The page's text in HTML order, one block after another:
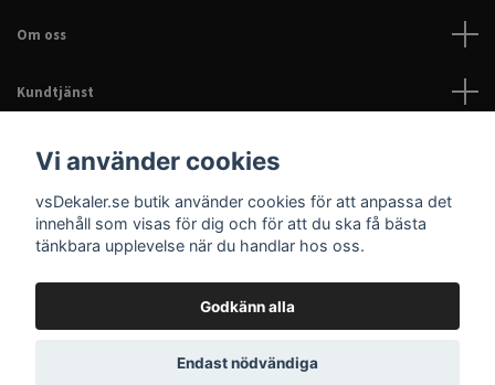
Om oss
Kundtjänst
Läs mer
Sociala medier
© 2026 Dekaler för bil, EPA & hem | Personliga dekaler |
Vi använder cookies
vsDekaler.se butik använder cookies för att anpassa det
innehåll som visas för dig och för att du ska få bästa
tänkbara upplevelse när du handlar hos oss.
Godkänn alla
Endast nödvändiga